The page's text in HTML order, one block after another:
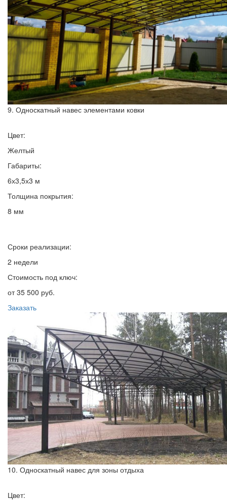
9. Односкатный навес элементами ковки
Цвет:
Желтый
Габариты:
6х3,5х3 м
Толщина покрытия:
8 мм
Сроки реализации:
2 недели
Стоимость под ключ:
от 35 500 руб.
Заказать
10. Односкатный навес для зоны отдыха
Цвет: